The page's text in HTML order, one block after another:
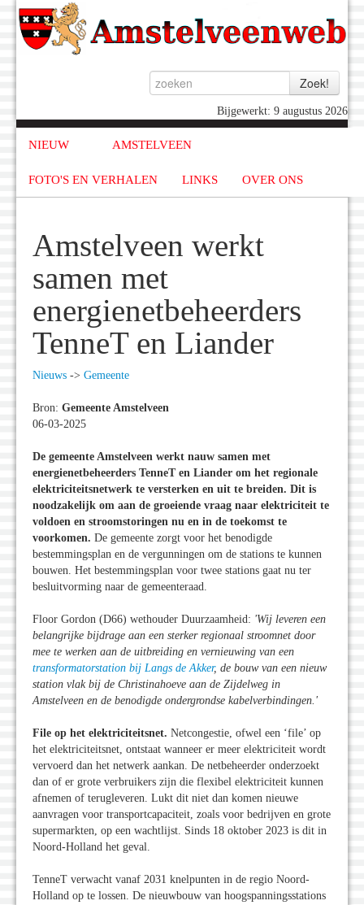
Bijgewerkt: 9 augustus 2026
NIEUW AMSTELVEEN
FOTO'S EN VERHALEN LINKS OVER ONS
Amstelveen werkt
samen met
energienetbeheerders
TenneT en Liander
Nieuws -> Gemeente
Bron: Gemeente Amstelveen
06-03-2025
De gemeente Amstelveen werkt nauw samen met
energienetbeheerders TenneT en Liander om het regionale
elektriciteitsnetwerk te versterken en uit te breiden. Dit is
noodzakelijk om aan de groeiende vraag naar elektriciteit te
voldoen en stroomstoringen nu en in de toekomst te
voorkomen. De gemeente zorgt voor het benodigde
bestemmingsplan en de vergunningen om de stations te kunnen
bouwen. Het bestemmingsplan voor twee stations gaat nu ter
besluitvorming naar de gemeenteraad.
Floor Gordon (D66) wethouder Duurzaamheid: 'Wij leveren een
belangrijke bijdrage aan een sterker regionaal stroomnet door
mee te werken aan de uitbreiding en vernieuwing van een
transformatorstation bij Langs de Akker, de bouw van een nieuw
station vlak bij de Christinahoeve aan de Zijdelweg in
Amstelveen en de benodigde ondergrondse kabelverbindingen.'
File op het elektriciteitsnet. Netcongestie, ofwel een ‘file’ op
het elektriciteitsnet, ontstaat wanneer er meer elektriciteit wordt
vervoerd dan het netwerk aankan. De netbeheerder onderzoekt
dan of er grote verbruikers zijn die flexibel elektriciteit kunnen
afnemen of terugleveren. Lukt dit niet dan komen nieuwe
aanvragen voor transportcapaciteit, zoals voor bedrijven en grote
supermarkten, op een wachtlijst. Sinds 18 oktober 2023 is dit in
Noord-Holland het geval.
TenneT verwacht vanaf 2031 knelpunten in de regio Noord-
Holland op te lossen. De nieuwbouw van hoogspanningsstations